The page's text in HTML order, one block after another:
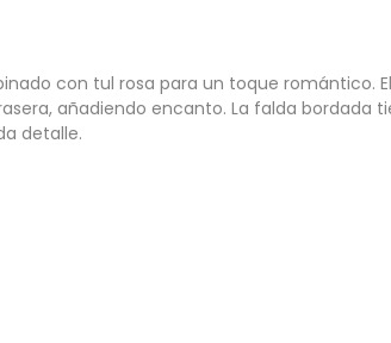
con tul rosa para un toque romántico.
añadiendo encanto. La falda
detalle.